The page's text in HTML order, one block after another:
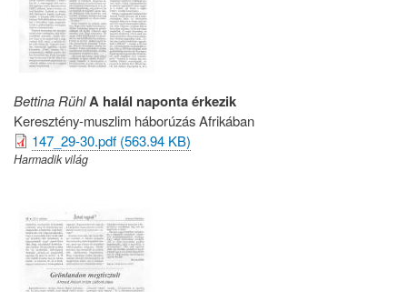
Bettina RühlA halál naponta érkezik
Keresztény-muszlim háborúzás Afrikában
147_29-30.pdf (563.94 KB)
Harmadik világ